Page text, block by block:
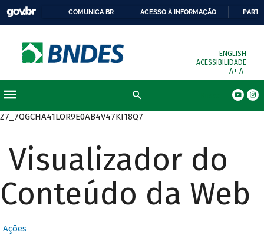
COMUNICA BR ACESSO À INFORMAÇÃO
ENGLISH
ACESSIBILIDADE
A+ A-
Z7_7QGCHA41LOR9E0AB4V47KI18Q7
Visualizador do
Conteúdo da Web
Ações